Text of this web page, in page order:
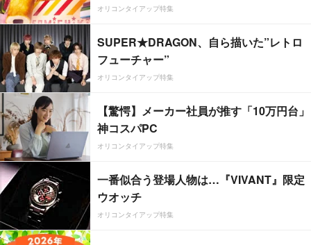
オリコンタイアップ特集
SUPER★DRAGON、自ら描いた”レトロ
フューチャー”
オリコンタイアップ特集
【驚愕】メーカー社員が推す「10万円台」
神コスパPC
オリコンタイアップ特集
一番似合う登場人物は…『VIVANT』限定
ウオッチ
オリコンタイアップ特集